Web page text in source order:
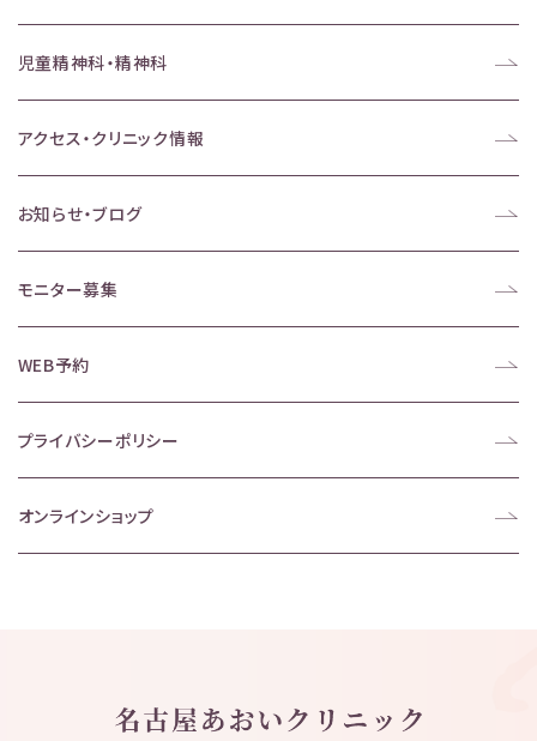
児童精神科・精神科
アクセス・クリニック情報
お知らせ・ブログ
モニター募集
WEB予約
プライバシーポリシー
オンラインショップ